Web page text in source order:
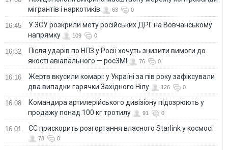
мігрантів і наркотиків
63 0
16:45
У ЗСУ розкрили мету російських ДРГ на Вовчанському
напрямку
109 0
16:32
Після ударів по НПЗ у Росії хочуть знизити вимоги до
якості авіапального — росЗМІ
76 0
16:16
Жертв вкусили комарі: у Україні за пів року зафіксували
два випадки гарячки Західного Нілу
126 0
16:08
Командира артилерійського дивізіону підозрюють у
продажу понад 100 кг тротилу
91 0
16:01 ЄС прискорить розгортання власного Starlink у космосі
78 0